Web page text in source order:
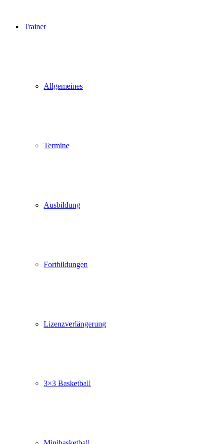
Trainer
Allgemeines
Termine
Ausbildung
Fortbildungen
Lizenzverlängerung
3×3 Basketball